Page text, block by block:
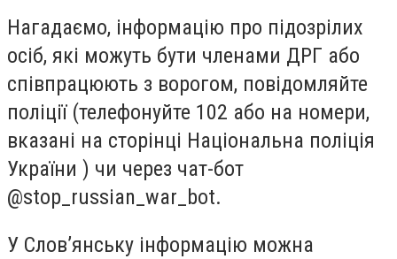
Нагадаємо, інформацію про підозрілих
осіб, які можуть бути членами ДРГ або
співпрацюють з ворогом, повідомляйте
поліції (телефонуйте 102 або на номери,
вказані на сторінці Національна поліція
України ) чи через чат-бот
@stop_russian_war_bot.
У Слов’янську інформацію можна